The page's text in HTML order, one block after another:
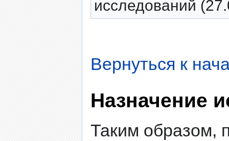
исследований
Вернуться к
Назначение
Таким образом,